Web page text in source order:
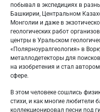
побывал в экспедициях в
Башкирии, Центральном
Монголии и даже в
геологических работ
центры в Уральском
«Полярноуралгеология» в
металлодетекторы для
на изобретения и стал
сфере.
В этом человеке сошлись
стихи, и как многие любители
коллекционировал песни под